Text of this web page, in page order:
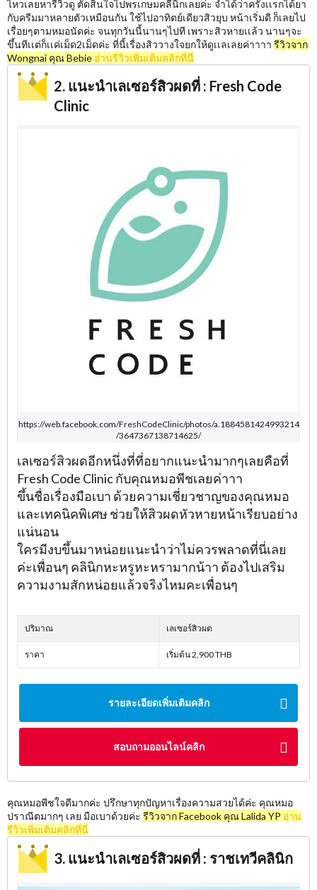
ไหวเลยหารีวิวดู ตัดสินใจไปพรเกษมคลีนิกเลยค่ะ จำได้ว่าครั้งเเรกได้ยา
กับครีมมาหลายตัวเหมือนกัน ใช้ไปอาทิตย์เดียวสิวยุบ หน้าเริ่มดี ก็เลยไป
เรื่อยๆตามหมอนัดค่ะ จนทุกวันนี้นานๆไปที เพราะสิวหายเเล้ว นานๆจะ
ขึ้นทีเเต่ก็เเค่เม็ด2เม็ดค่ะ ที่นี้เรื่องสิววางใจยกให้ดูเเลเลยค่าาาา รีวิวจาก
Wongnai คุณ Bebie อ่านรีวิวเพิ่มเติมคลิกที่นี่
2. แนะนำเลเซอร์สิวผดที่ : Fresh Code
Clinic
https://web.facebook.com/FreshCodeClinic/photos/a.1884581424993214
/3647367138714625/
เลเซอร์สิวผดอีกหนึ่งที่ที่อยากแนะนำมากๆเลยคือที่
Fresh Code Clinic กับคุณหมอพีชเลยค่าาา
ขึ้นชื่อเรื่องมือเบา ด้วยความเชี่ยวชาญของคุณหมอ
และเทคนิคพิเศษ ช่วยให้สิวผดหัวหายหน้าเรียบอย่าง
แน่นอน
ใครมีงบขึ้นมาหน่อยแนะนำว่าไม่ควรพลาดที่นี่เลย
ค่ะเพื่อนๆ คลินิกหะหรูหะหรามากน้าา ต้องไปเสริม
ความงามสักหน่อยแล้วจริงไหมคะเพื่อนๆ
ปริมาณ เลเซอร์สิวผด
ราคา เริ่มต้น 2,900 THB
รายละเอียดเพิ่มเติมคลิก
สอบถามออนไลน์คลิก
คุณหมอพีชใจดีมากค่ะ ปรึกษาทุกปัญหาเรื่องความสวยได้ค่ะ คุณหมอ
ปราณีตมากๆ เลย มือเบาด้วยค่ะ รีวิวจาก Facebook คุณ Lalida YP อ่าน
รีวิวเพิ่มเติมคลิกที่นี่
3. แนะนำเลเซอร์สิวผดที่ : ราชเทวีคลินิก